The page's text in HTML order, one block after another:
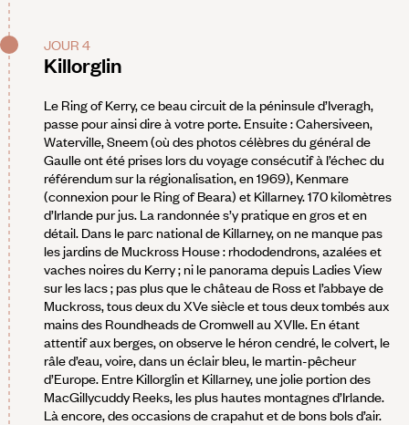
JOUR 4
Killorglin
Le Ring of Kerry, ce beau circuit de la péninsule d’Iveragh,
passe pour ainsi dire à votre porte. Ensuite : Cahersiveen,
Waterville, Sneem (où des photos célèbres du général de
Gaulle ont été prises lors du voyage consécutif à l’échec du
référendum sur la régionalisation, en 1969), Kenmare
(connexion pour le Ring of Beara) et Killarney. 170 kilomètres
d’Irlande pur jus. La randonnée s’y pratique en gros et en
détail. Dans le parc national de Killarney, on ne manque pas
les jardins de Muckross House : rhododendrons, azalées et
vaches noires du Kerry ; ni le panorama depuis Ladies View
sur les lacs ; pas plus que le château de Ross et l’abbaye de
Muckross, tous deux du XVe siècle et tous deux tombés aux
mains des Roundheads de Cromwell au XVIIe. En étant
attentif aux berges, on observe le héron cendré, le colvert, le
râle d’eau, voire, dans un éclair bleu, le martin-pêcheur
d’Europe. Entre Killorglin et Killarney, une jolie portion des
MacGillycuddy Reeks, les plus hautes montagnes d’Irlande.
Là encore, des occasions de crapahut et de bons bols d’air.